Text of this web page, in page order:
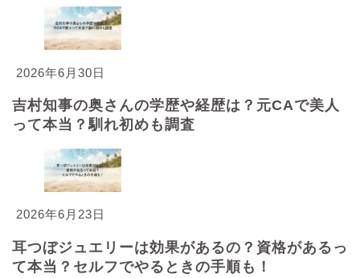
2026年6月30日
吉村知事の奥さんの学歴や経歴は？元CAで美人
って本当？馴れ初めも調査
2026年6月23日
耳つぼジュエリーは効果があるの？資格があるっ
て本当？セルフでやるときの手順も！